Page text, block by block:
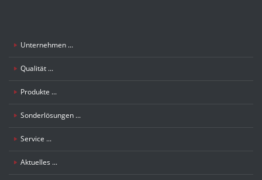
Unternehmen ...
Qualität ...
Produkte ...
Sonderlösungen ...
Service ...
Aktuelles ...